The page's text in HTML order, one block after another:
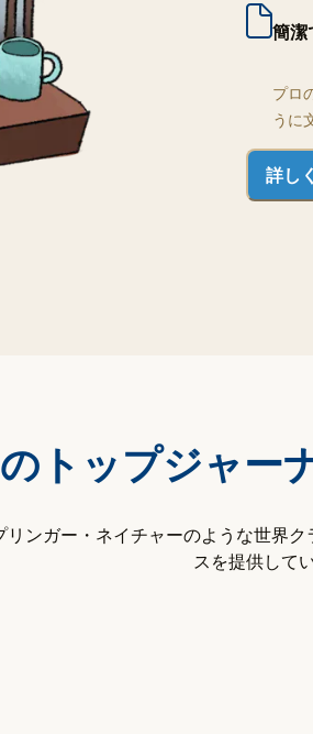
簡潔
プロ
うに
詳し
トップジャー
ンガー・ネイチャーのような世界
スを提供して